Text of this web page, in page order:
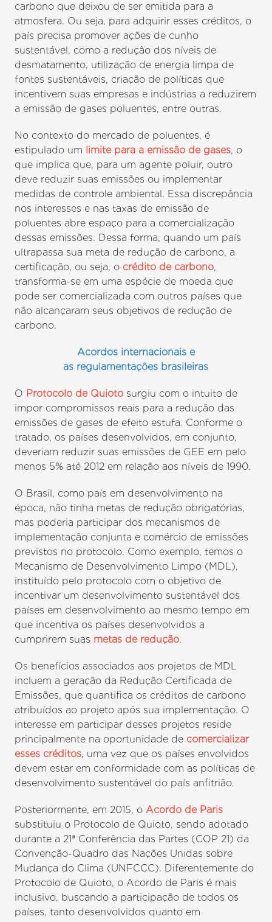
carbono que deixou de ser emitida para a
atmosfera. Ou seja, para adquirir esses créditos, o
país precisa promover ações de cunho
sustentável, como a redução dos níveis de
desmatamento, utilização de energia limpa de
fontes sustentáveis, criação de políticas que
incentivem suas empresas e indústrias a reduzirem
a emissão de gases poluentes, entre outras.
No contexto do mercado de poluentes, é
estipulado um limite para a emissão de gases, o
que implica que, para um agente poluir, outro
deve reduzir suas emissões ou implementar
medidas de controle ambiental. Essa discrepância
nos interesses e nas taxas de emissão de
poluentes abre espaço para a comercialização
dessas emissões. Dessa forma, quando um país
ultrapassa sua meta de redução de carbono, a
certificação, ou seja, o crédito de carbono,
transforma-se em uma espécie de moeda que
pode ser comercializada com outros países que
não alcançaram seus objetivos de redução de
carbono.
Acordos internacionais e
as regulamentações brasileiras
O Protocolo de Quioto surgiu com o intuito de
impor compromissos reais para a redução das
emissões de gases de efeito estufa. Conforme o
tratado, os países desenvolvidos, em conjunto,
deveriam reduzir suas emissões de GEE em pelo
menos 5% até 2012 em relação aos níveis de 1990.
O Brasil, como país em desenvolvimento na
época, não tinha metas de redução obrigatórias,
mas poderia participar dos mecanismos de
implementação conjunta e comércio de emissões
previstos no protocolo. Como exemplo, temos o
Mecanismo de Desenvolvimento Limpo (MDL),
instituído pelo protocolo com o objetivo de
incentivar um desenvolvimento sustentável dos
países em desenvolvimento ao mesmo tempo em
que incentiva os países desenvolvidos a
cumprirem suas metas de redução.
Os benefícios associados aos projetos de MDL
incluem a geração da Redução Certificada de
Emissões, que quantifica os créditos de carbono
atribuídos ao projeto após sua implementação. O
interesse em participar desses projetos reside
principalmente na oportunidade de comercializar
esses créditos, uma vez que os países envolvidos
devem estar em conformidade com as políticas de
desenvolvimento sustentável do país anfitrião.
Posteriormente, em 2015, oAcordo de Paris
substituiu o Protocolo de Quioto, sendo adotado
durante a 21ª Conferência das Partes (COP 21) da
Convenção-Quadro das Nações Unidas sobre
Mudança do Clima (UNFCCC). Diferentemente do
Protocolo de Quioto, o Acordo de Paris é mais
inclusivo, buscando a participação de todos os
países, tanto desenvolvidos quanto em